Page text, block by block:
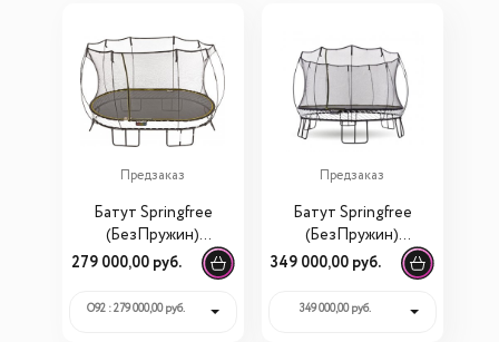
Предзаказ
Батут Springfree
(БезПружин)
беспружинный
279 000,00 руб.
O92 : 279 000,00 руб.
Предзаказ
Батут Springfree
(БезПружин)
круглый R132
349 000,00 руб.
349 000,00 руб.